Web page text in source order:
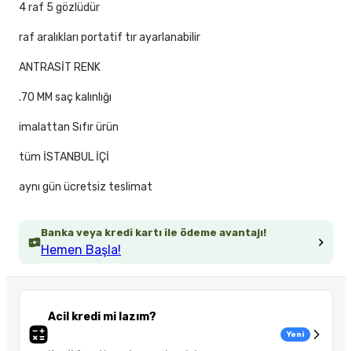
Banka veya kredi kartı ile ödeme avantajı!
Hemen Başla!
Acil kredi mi lazım?
Yeni
4 raf 5 gözlüdür
raf aralıkları portatif tır ayarlanabilir
ANTRASİT RENK
.70 MM saç kalınlığı
imalattan Sıfır ürün
tüm İSTANBUL İÇİ
aynı gün ücretsiz teslimat